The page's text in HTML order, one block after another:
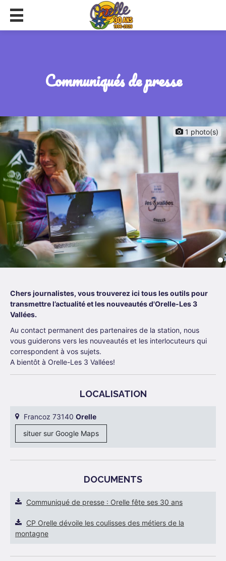
communiqués de presse
1 photo(s)
Chers journalistes, vous trouverez ici tous les outils pour
transmettre l’actualité et les nouveautés d'Orelle-Les 3
Vallées.
Au contact permanent des partenaires de la station, nous
vous guiderons vers les nouveautés et les interlocuteurs qui
correspondent à vos sujets.
A bientôt à Orelle-Les 3 Vallées!
LOCALISATION
Francoz 73140 Orelle
situer sur Google Maps
DOCUMENTS
Communiqué de presse : Orelle fête ses 30 ans
CP Orelle dévoile les coulisses des métiers de la
montagne